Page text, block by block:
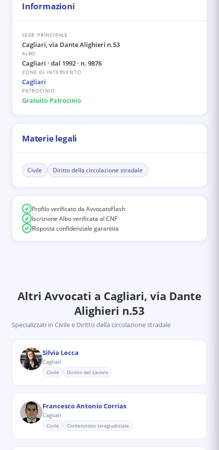
Informazioni
SEDE PRINCIPALE
Cagliari, via Dante Alighieri n.53
ALBO
Cagliari · dal 1992 · n. 9876
ZONE DI INTERVENTO
Cagliari
PATROCINIO
Gratuito Patrocinio
Materie legali
Civile Diritto della circolazione stradale
Profilo verificato da AvvocatoFlash
Iscrizione Albo verificata al CNF
Risposta confidenziale garantita
Altri Avvocati a Cagliari, via Dante
Alighieri n.53
Specializzati in Civile e Diritto della circolazione stradale
Silvia Lecca
Cagliari
Civile Diritto del Lavoro
Francesco Antonio Corrias
Cagliari
Civile Contenzioso stragiudiziale